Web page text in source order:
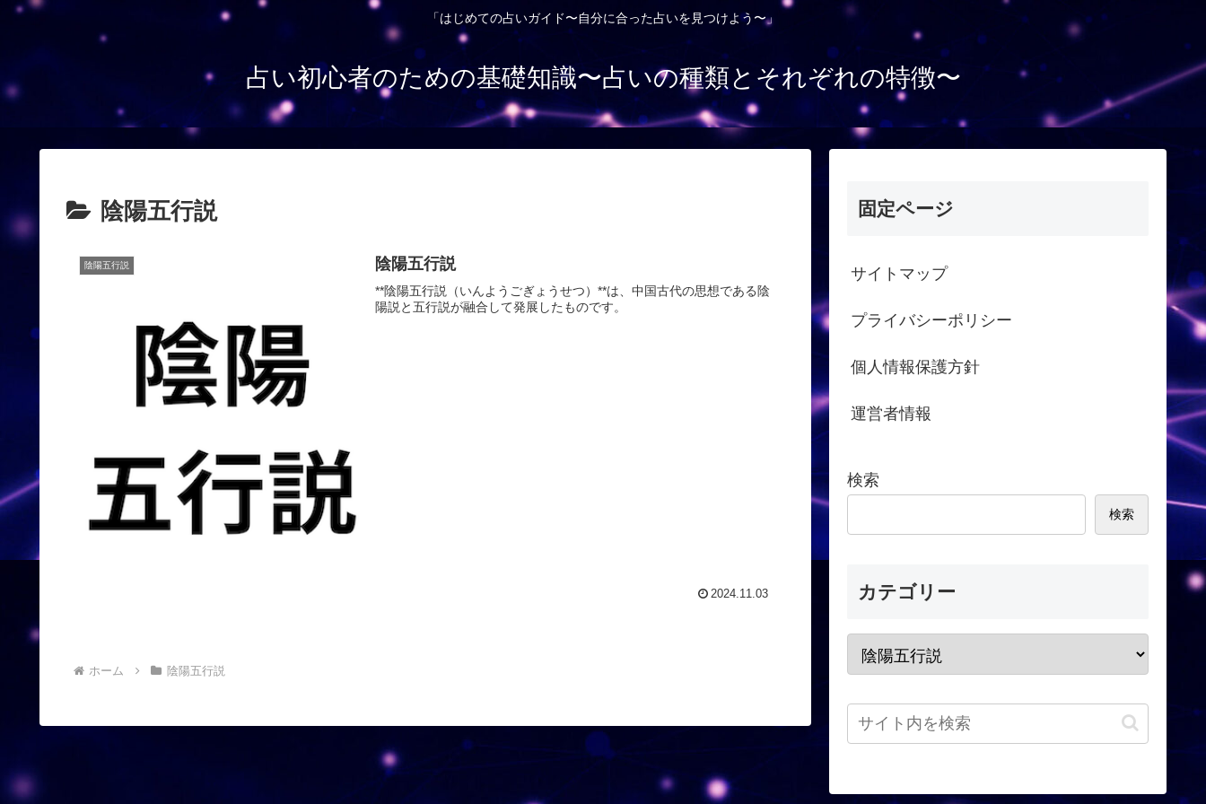
「はじめての占いガイド〜自分に合った占いを見つけよう〜」
占い初心者のための基礎知識〜占いの種類とそれぞれの特徴〜
陰陽五行説
陰陽五行説 陰陽五行説
**陰陽五行説（いんようごぎょうせつ）**は、中国古代の思想である陰
陽説と五行説が融合して発展したものです。
2024.11.03
ホーム 陰陽五行説
固定ページ
サイトマップ
プライバシーポリシー
個人情報保護方針
運営者情報
検索
検索
カテゴリー